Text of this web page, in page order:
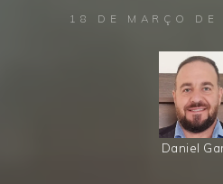
18 DE MARÇO
Daniel